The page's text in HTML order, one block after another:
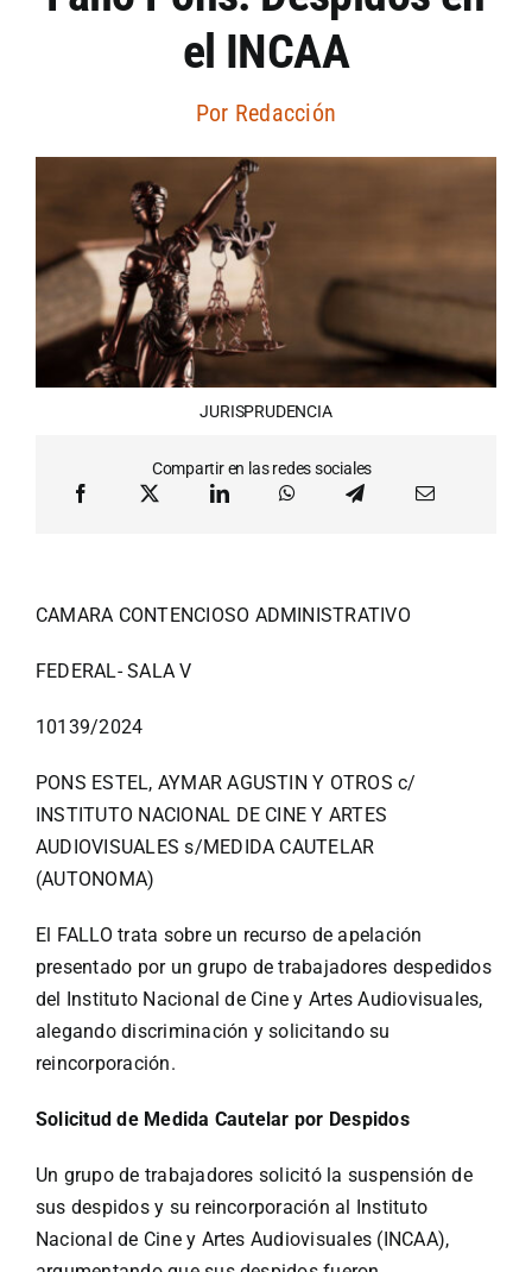
Artículos por autor
Artículos por sección
el INCAA
Por Redacción
JURISPRUDENCIA
Compartir en las redes sociales
CAMARA CONTENCIOSO ADMINISTRATIVO
FEDERAL- SALA V
10139/2024
PONS ESTEL, AYMAR AGUSTIN Y OTROS c/
INSTITUTO NACIONAL DE CINE Y ARTES
AUDIOVISUALES s/MEDIDA CAUTELAR
(AUTONOMA)
El FALLO trata sobre un recurso de apelación
presentado por un grupo de trabajadores despedidos
del Instituto Nacional de Cine y Artes Audiovisuales,
alegando discriminación y solicitando su
reincorporación.
Solicitud de Medida Cautelar por Despidos
Un grupo de trabajadores solicitó la suspensión de
sus despidos y su reincorporación al Instituto
Nacional de Cine y Artes Audiovisuales (INCAA),